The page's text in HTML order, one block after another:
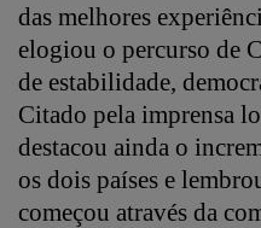
das melhores
elogiou o percurso de
de estabilidade,
Citado pela imprensa
destacou ainda o
os dois países e
começou através da